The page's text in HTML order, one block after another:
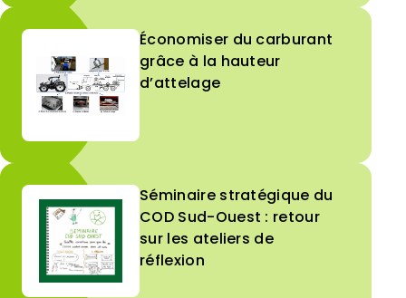
Économiser du carburant
grâce à la hauteur
d’attelage
Séminaire stratégique du
COD Sud-Ouest : retour
sur les ateliers de
réflexion